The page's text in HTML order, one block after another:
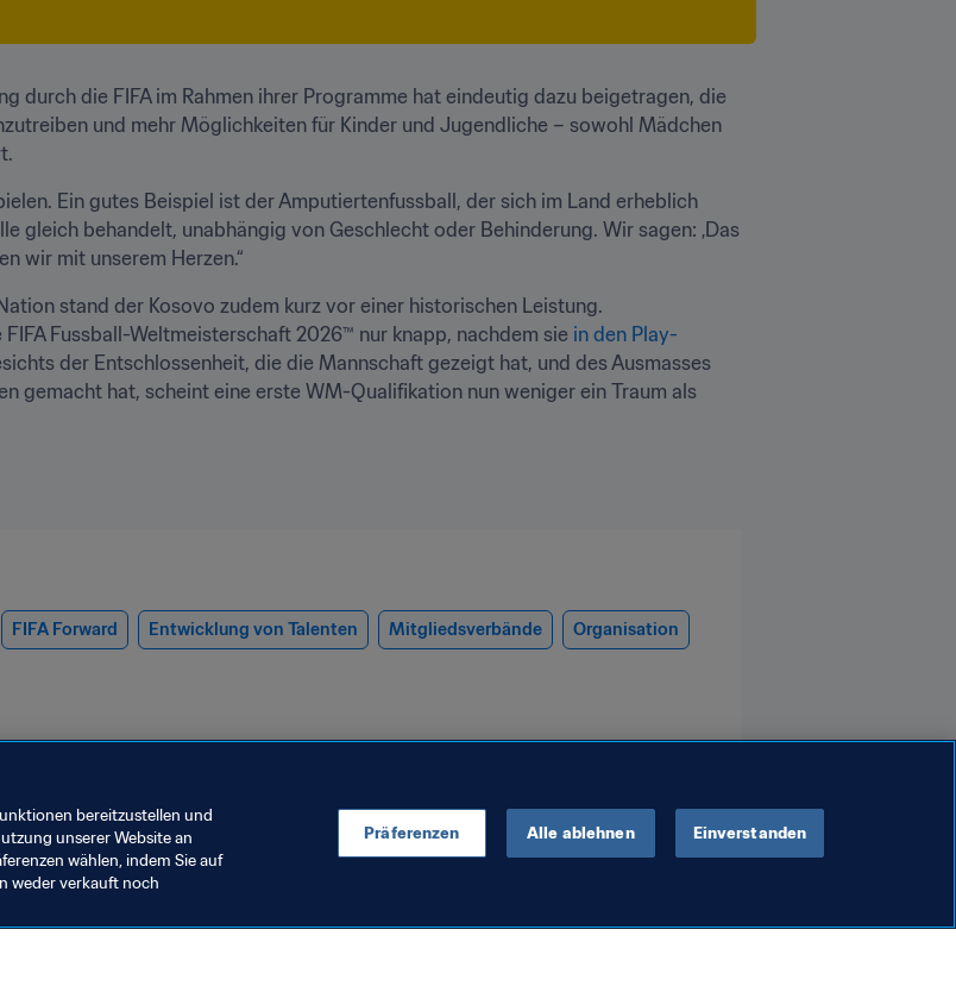
durch die FIFA im Rahmen ihrer Programme hat eindeutig dazu beigetragen, die
und mehr Möglichkeiten für Kinder und Jugendliche – sowohl Mädchen
Ein gutes Beispiel ist der Amputiertenfussball, der sich im Land erheblich
gleich behandelt, unabhängig von Geschlecht oder Behinderung. Wir sagen: ‚Das
wir mit unserem Herzen.“
stand der Kosovo zudem kurz vor einer historischen Leistung.
Fussball-Weltmeisterschaft 2026™ nur knapp, nachdem sie in den Play-
der Entschlossenheit, die die Mannschaft gezeigt hat, und des Ausmasses
gemacht hat, scheint eine erste WM-Qualifikation nun weniger ein Traum als
FIFA Forward Entwicklung von Talenten Mitgliedsverbände Organisation
bereitzustellen und
unserer Website an
wählen, indem Sie auf
weder verkauft noch
Präferenzen Alle ablehnen Einverstanden